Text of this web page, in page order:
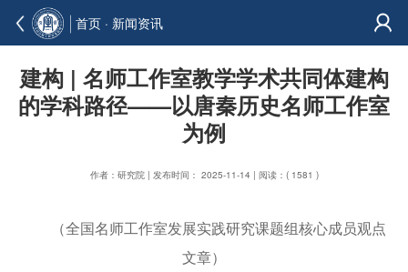
首页 · 新闻资讯
建构 | 名师工作室教学学术共同体建构
的学科路径——以唐秦历史名师工作室
为例
作者：研究院 | 发布时间： 2025-11-14 | 阅读：( 1581 )
（全国名师工作室发展实践研究课题组核心成员观点
文章）